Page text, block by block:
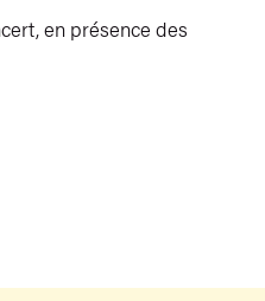
en présence des